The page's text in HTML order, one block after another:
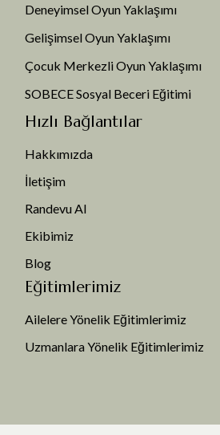
Deneyimsel Oyun Yaklaşımı
Gelişimsel Oyun Yaklaşımı
Çocuk Merkezli Oyun Yaklaşımı
SOBECE Sosyal Beceri Eğitimi
Hızlı Bağlantılar
Hakkımızda
İletişim
Randevu Al
Ekibimiz
Blog
Eğitimlerimiz
Ailelere Yönelik Eğitimlerimiz
Uzmanlara Yönelik Eğitimlerimiz